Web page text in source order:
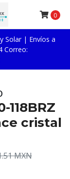
Solar | Envíos a
Correo:
0
118BRZ
cristal
MXN